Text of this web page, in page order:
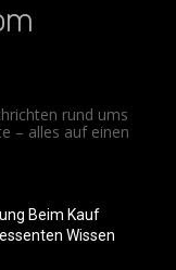
rund ums
– alles auf einen
Beim Kauf
Wissen